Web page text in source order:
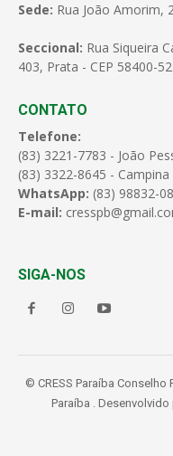
Sede: Rua João Amorim,
Seccional: Rua Siqueira
403, Prata - CEP 58400-
CONTATO
Telefone:
(83) 3221-7783 - João
(83) 3322-8645 - Campina
WhatsApp: (83) 98832-
E-mail:
SIGA-NOS
© CRESS Paraíba
Paraíba . Desenvolvido